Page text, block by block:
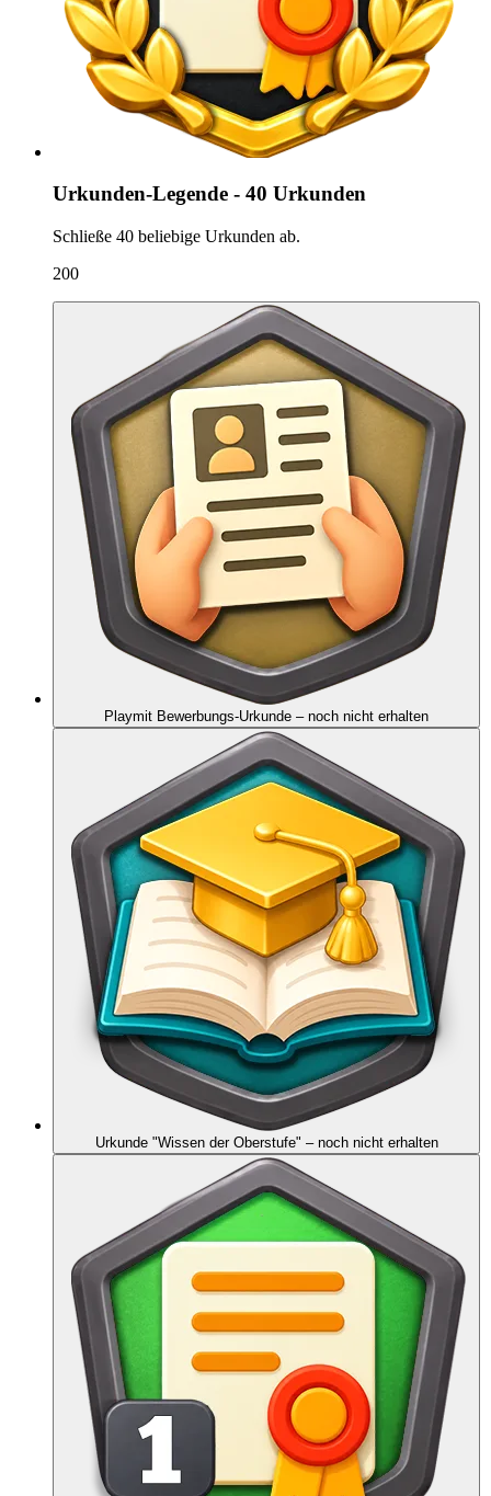
Urkunden-Legende - 40 Urkunden
Schließe 40 beliebige Urkunden ab.
200
Playmit Bewerbungs-Urkunde – noch nicht erhalten
Urkunde "Wissen der Oberstufe" – noch nicht erhalten